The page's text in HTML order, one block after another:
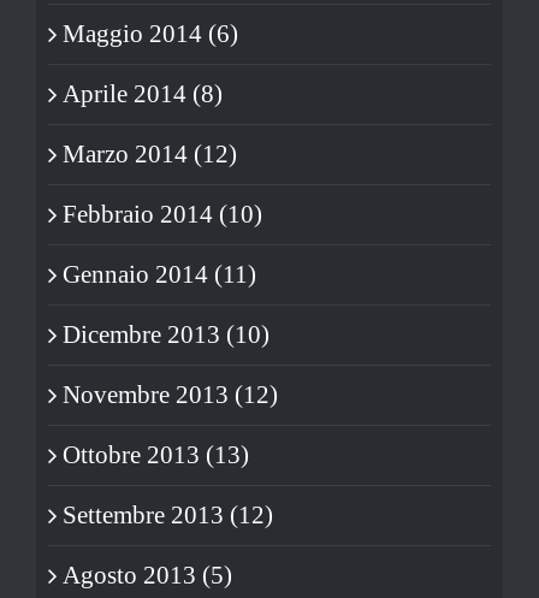
Maggio 2014 (6)
Aprile 2014 (8)
Marzo 2014 (12)
Febbraio 2014 (10)
Gennaio 2014 (11)
Dicembre 2013 (10)
Novembre 2013 (12)
Ottobre 2013 (13)
Settembre 2013 (12)
Agosto 2013 (5)